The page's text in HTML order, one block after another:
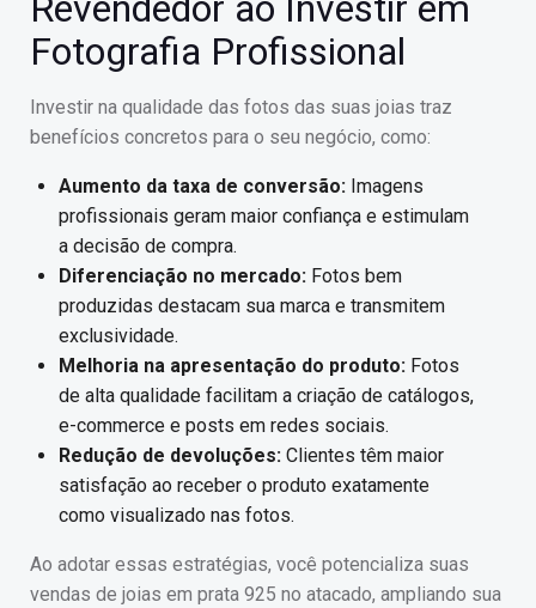
Fotografia Profissional
Investir na qualidade das fotos das suas joias traz
benefícios concretos para o seu negócio, como:
Aumento da taxa de conversão: Imagens
profissionais geram maior confiança e estimulam
a decisão de compra.
Diferenciação no mercado: Fotos bem
produzidas destacam sua marca e transmitem
exclusividade.
Melhoria na apresentação do produto: Fotos
de alta qualidade facilitam a criação de catálogos,
e-commerce e posts em redes sociais.
Redução de devoluções: Clientes têm maior
satisfação ao receber o produto exatamente
como visualizado nas fotos.
Ao adotar essas estratégias, você potencializa suas
vendas de joias em prata 925 no atacado, ampliando sua